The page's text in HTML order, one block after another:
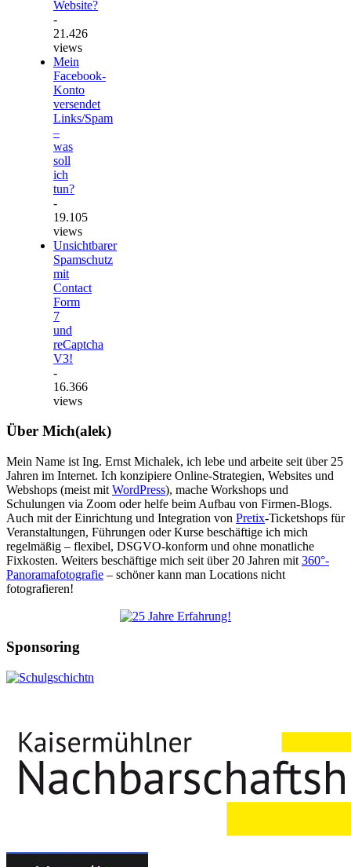
Website?
-
21.426
views
Mein
Facebook-
Konto
versendet
Links/Spam
–
was
soll
ich
tun?
-
19.105
views
Unsichtbarer
Spamschutz
mit
Contact
Form
7
und
reCaptcha
V3!
-
16.366
views
Über Mich(alek)
Mein Name ist Ing. Ernst Michalek, ich lebe und arbeite seit über 25
Jahren im Internet. Ich konzipiere Online-Strategien, Websites und
Webshops (meist mit WordPress), mache Workshops und
Schulungen via Zoom oder helfe beim Aufbau von Firmen-Blogs.
Auch mit der Einrichtung und Integration von Pretix-Ticketshops für
Veranstaltungen, Führungen oder Kurse beschäftige ich mich
regelmäßig – flexibel, DSGVO-konform und ohne monatliche
Fixkosten. Weiters beschäftige mich seit über 20 Jahren mit 360°-
Panoramafotografie – schöner kann man Locations nicht
fotografieren!
Sponsoring